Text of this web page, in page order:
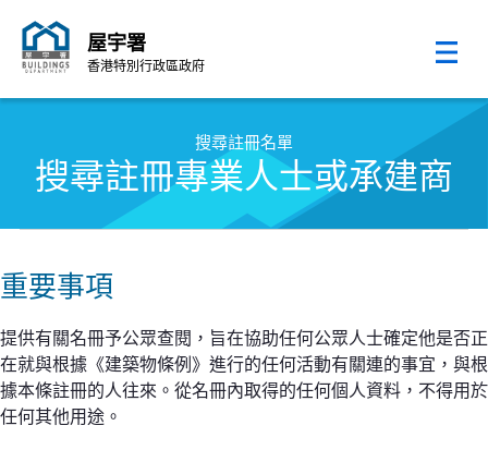
屋宇署
香港特別行政區政府
搜尋註冊名單
搜尋註冊專業人士或承建商
重要事項
提供有關名冊予公眾查閱，旨在協助任何公眾人士確定他是否正
在就與根據《建築物條例》進行的任何活動有關連的事宜，與根
據本條註冊的人往來。從名冊內取得的任何個人資料，不得用於
任何其他用途。